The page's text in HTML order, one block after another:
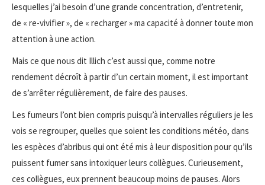
lesquelles j’ai besoin d’une grande concentration, d’entretenir,
de « re-vivifier », de « recharger » ma capacité à donner toute mon
attention à une action.
Mais ce que nous dit Illich c’est aussi que, comme notre
rendement décroît à partir d’un certain moment, il est important
de s’arrêter régulièrement, de faire des pauses.
Les fumeurs l’ont bien compris puisqu’à intervalles réguliers je les
vois se regrouper, quelles que soient les conditions météo, dans
les espèces d’abribus qui ont été mis à leur disposition pour qu’ils
puissent fumer sans intoxiquer leurs collègues. Curieusement,
ces collègues, eux prennent beaucoup moins de pauses. Alors